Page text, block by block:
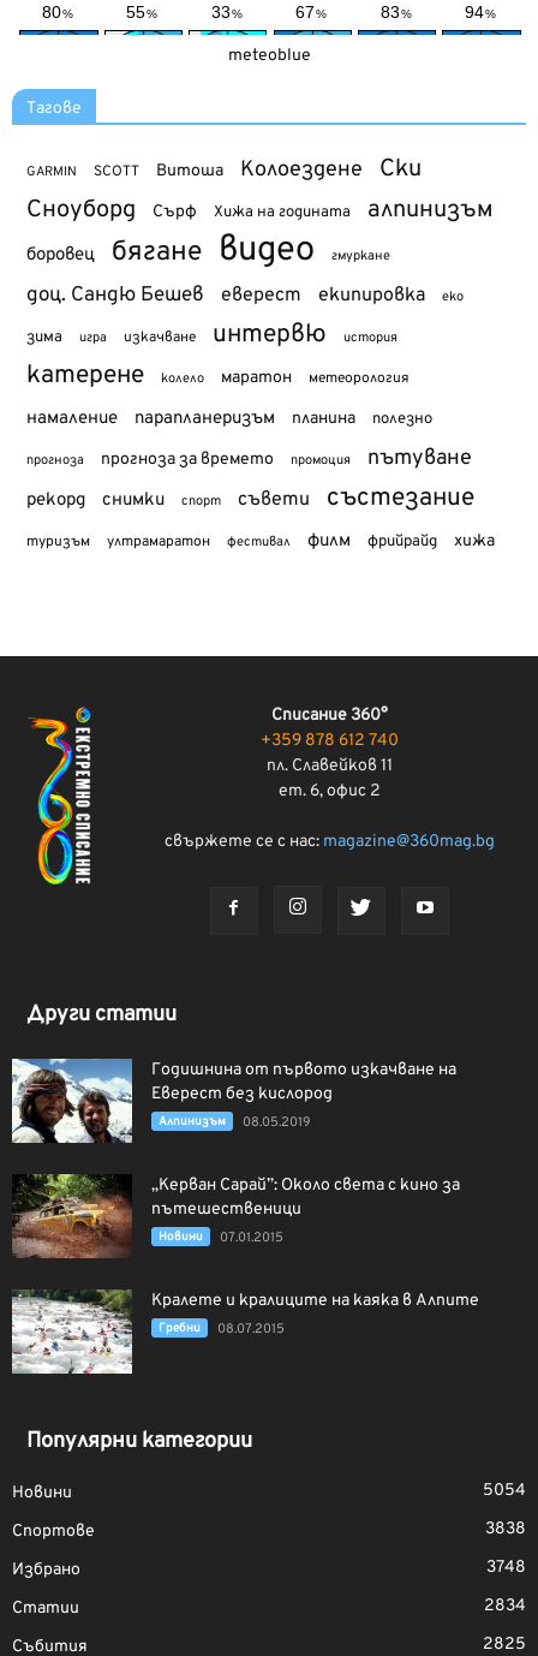
meteoblue
Тагове
GARMIN SCOTT Витоша Колоездене Ски
Сноуборд Сърф Хижа на годината алпинизъм
боровец бягане видео гмуркане
доц. Сандю Бешев еверест екипировка еко
зима игра изкачване интервю история
катерене колело маратон метеорология
намаление парапланеризъм планина полезно
прогноза прогноза за времето промоция пътуване
рекорд снимки спорт съвети състезание
туризъм ултрамаратон фестивал филм фрийрайд хижа
Списание 360°
+359 878 612 740
пл. Славейков 11
ет. 6, офис 2
свържете се с нас: magazine@360mag.bg
Други статии
Годишнина от първото изкачване на
Еверест без кислород
Алпинизъм 08.05.2019
„Керван Сарай”: Около света с кино за
пътешественици
Новини 07.01.2015
Кралете и кралиците на каяка в Алпите
Гребни 08.07.2015
Популярни категории
Новини
5054
Спортове
3838
Избрано
3748
Статии
2834
Събития
2825